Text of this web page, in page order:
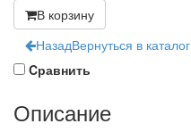
В корзину
НазадВернуться в каталог
Cравнить
Описание